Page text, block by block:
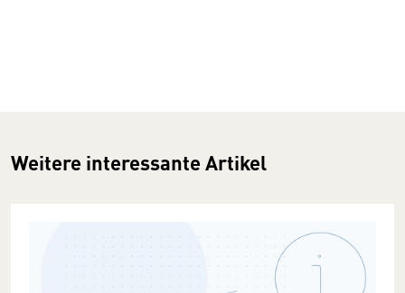
Weitere interessante Artikel